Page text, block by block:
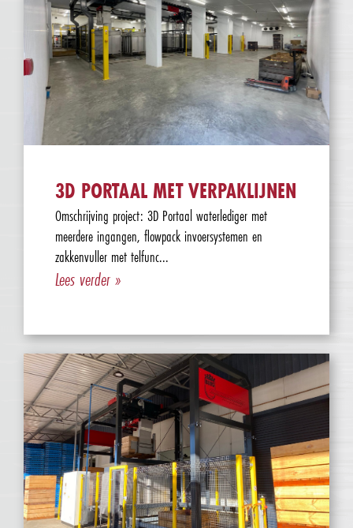
3D PORTAAL MET VERPAKLIJNEN
Omschrijving project: 3D Portaal waterlediger met
meerdere ingangen, flowpack invoersystemen en
zakkenvuller met telfunc...
Lees verder »